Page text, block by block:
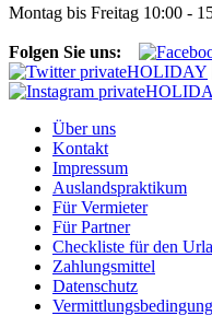
Montag bis Freitag 10:00 -
Folgen Sie uns:
Über uns
Kontakt
Impressum
Auslandspraktikum
Für Vermieter
Für Partner
Checkliste für den
Zahlungsmittel
Datenschutz